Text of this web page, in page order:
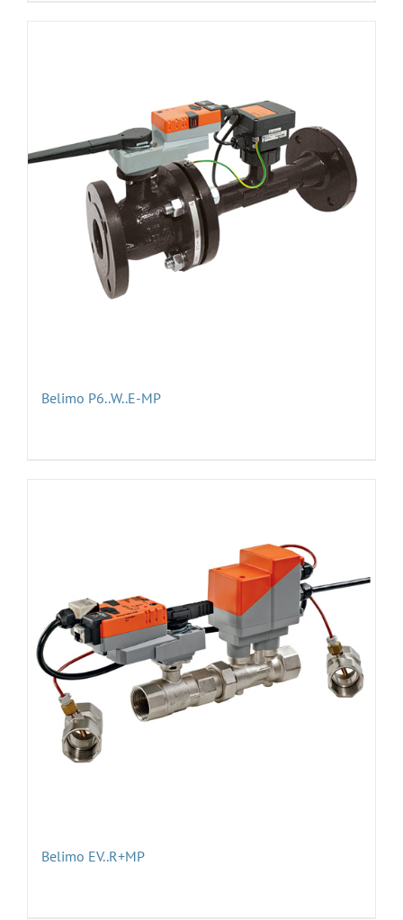
Belimo P6..W..E-MP
Belimo EV..R+MP